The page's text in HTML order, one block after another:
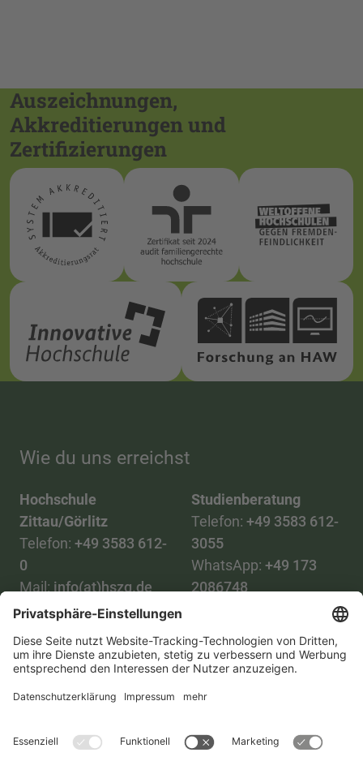
Auszeichnungen,
Akkreditierungen und
Zertifizierungen
Wie du uns erreichst
Hochschule
Zittau/Görlitz
Telefon: +49 3583 612-
0
Mail: info(at)hszg.de
Studienberatung
Telefon: +49 3583 612-
3055
WhatsApp: +49 173
2086748
Alle StudiengängeDatenschutz
ImpressumBarrierefreiheitPresse